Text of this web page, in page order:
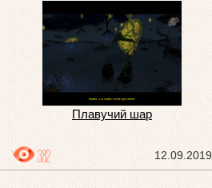
Плавучий шар
12.09.2019
382